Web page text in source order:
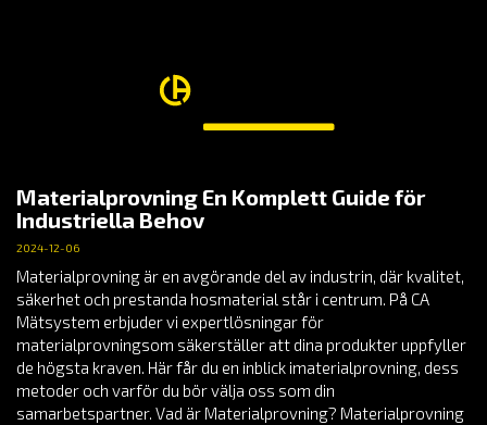
Materialprovning En Komplett Guide för
Industriella Behov
2024-12-06
Materialprovning är en avgörande del av industrin, där kvalitet,
säkerhet och prestanda hosmaterial står i centrum. På CA
Mätsystem erbjuder vi expertlösningar för
materialprovningsom säkerställer att dina produkter uppfyller
de högsta kraven. Här får du en inblick imaterialprovning, dess
metoder och varför du bör välja oss som din
samarbetspartner. Vad är Materialprovning? Materialprovning